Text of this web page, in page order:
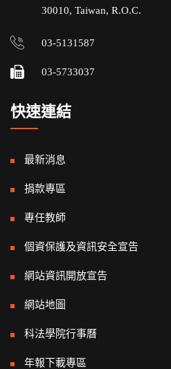
30010, Taiwan, R.O.C.
03-5131587
03-5733037
快速連結
最新消息
捐款專區
專任教師
個資保護及資訊安全宣告
網站資訊開放宣告
網站地圖
科法學院行事曆
年報下載專區